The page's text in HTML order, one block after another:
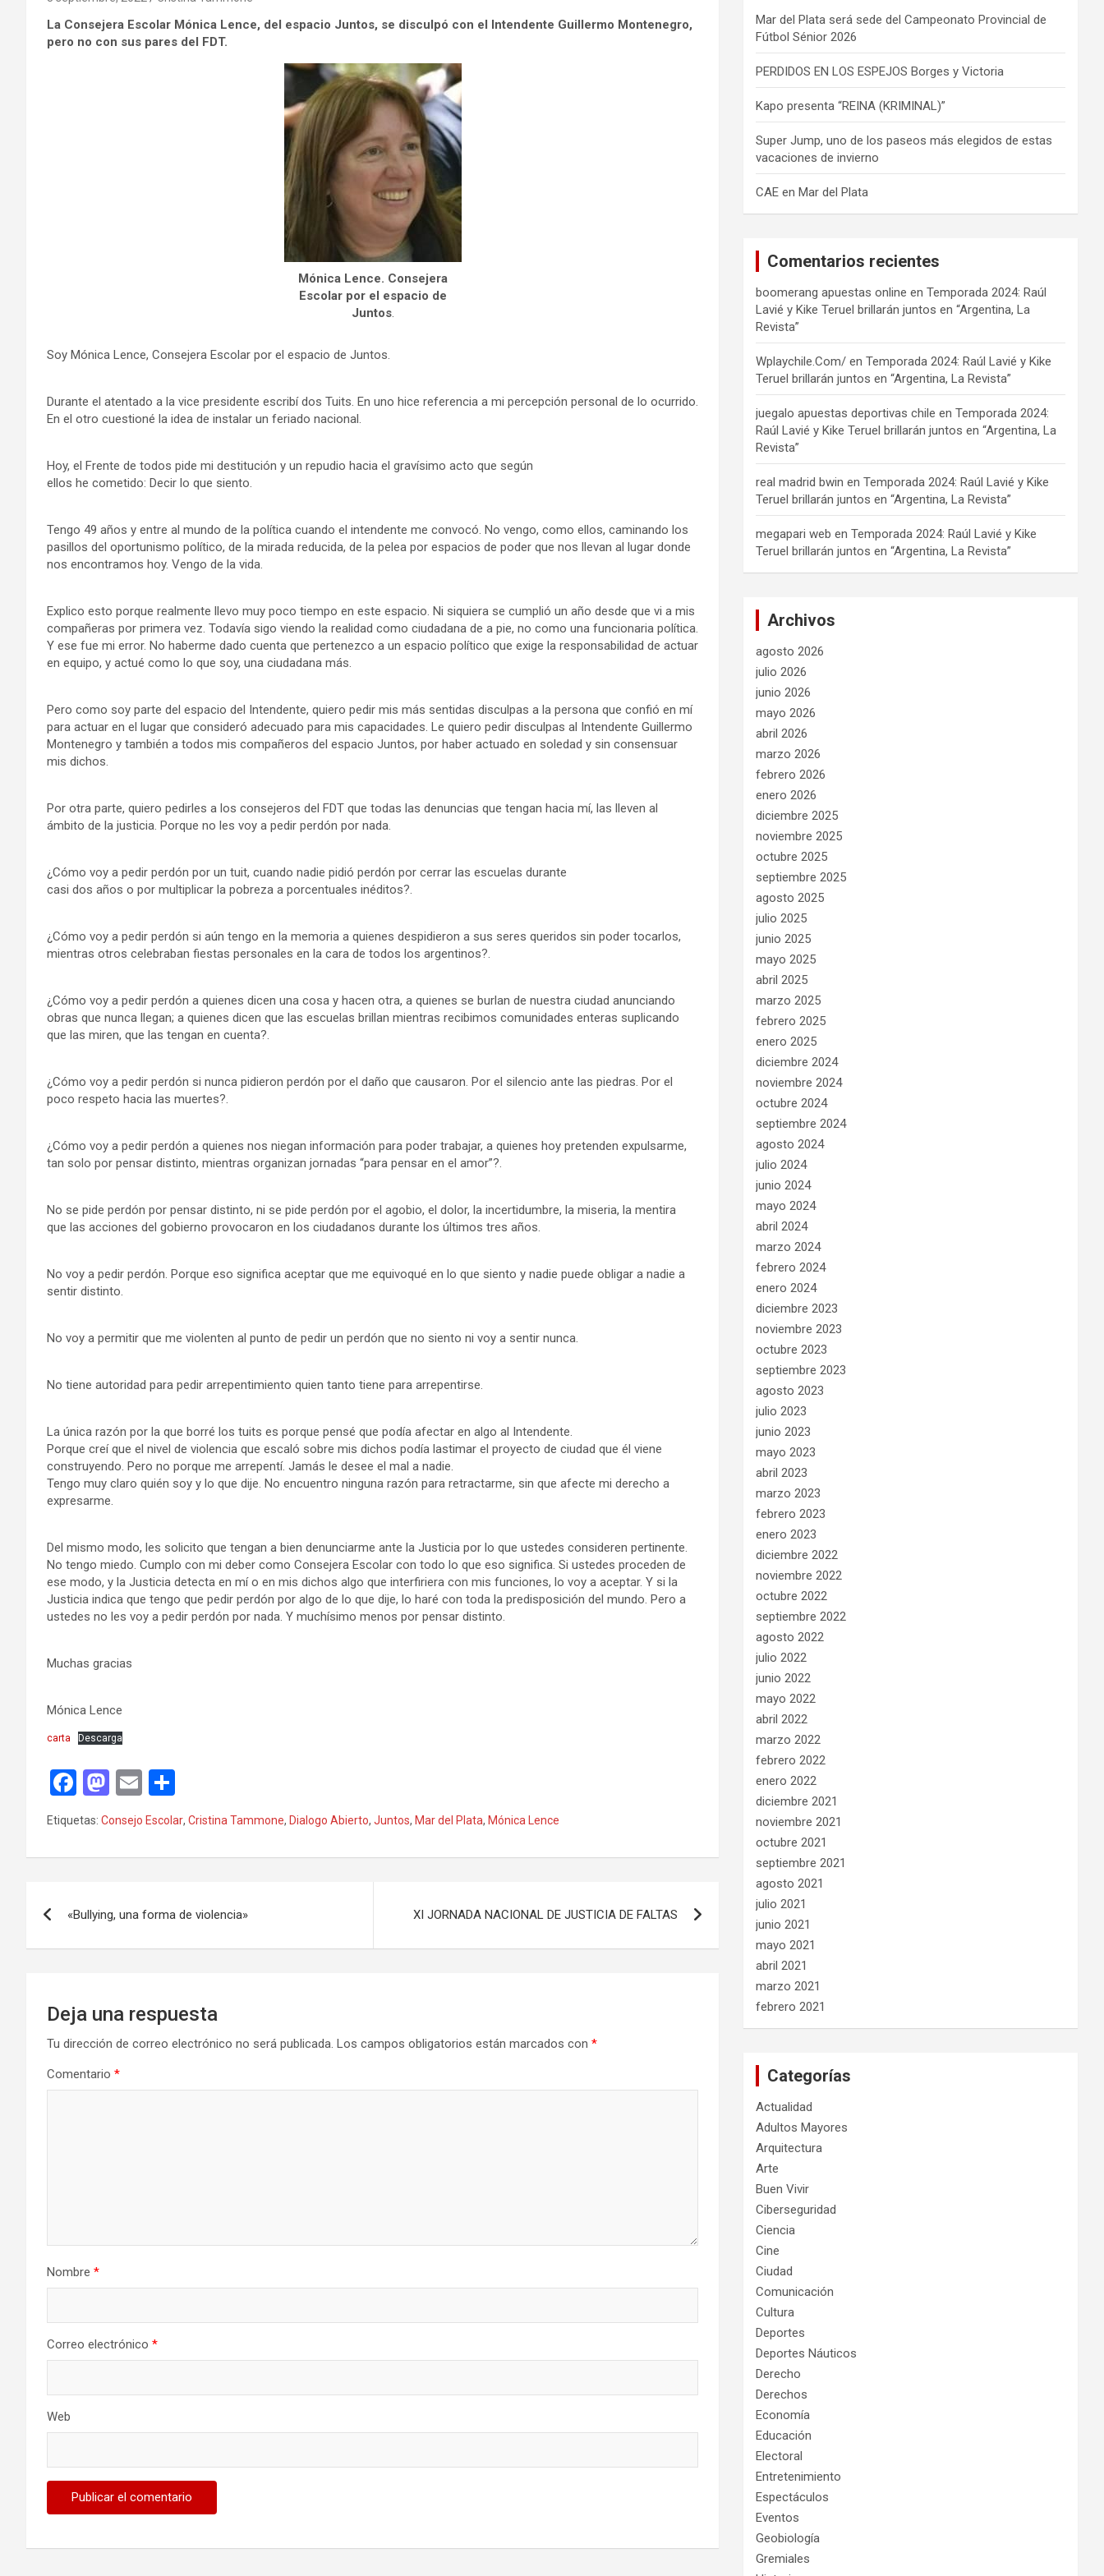
La Consejera Escolar Mónica Lence, del espacio Juntos, se disculpó con el Intendente Guillermo Montenegro,
pero no con sus pares del FDT.
Mónica Lence. Consejera
Escolar por el espacio de
Juntos.
Soy Mónica Lence, Consejera Escolar por el espacio de Juntos.
Durante el atentado a la vice presidente escribí dos Tuits. En uno hice referencia a mi percepción personal de lo ocurrido.
En el otro cuestioné la idea de instalar un feriado nacional.
Hoy, el Frente de todos pide mi destitución y un repudio hacia el gravísimo acto que según
ellos he cometido: Decir lo que siento.
Tengo 49 años y entre al mundo de la política cuando el intendente me convocó. No vengo, como ellos, caminando los
pasillos del oportunismo político, de la mirada reducida, de la pelea por espacios de poder que nos llevan al lugar donde
nos encontramos hoy. Vengo de la vida.
Explico esto porque realmente llevo muy poco tiempo en este espacio. Ni siquiera se cumplió un año desde que vi a mis
compañeras por primera vez. Todavía sigo viendo la realidad como ciudadana de a pie, no como una funcionaria política.
Y ese fue mi error. No haberme dado cuenta que pertenezco a un espacio político que exige la responsabilidad de actuar
en equipo, y actué como lo que soy, una ciudadana más.
Pero como soy parte del espacio del Intendente, quiero pedir mis más sentidas disculpas a la persona que confió en mí
para actuar en el lugar que consideró adecuado para mis capacidades. Le quiero pedir disculpas al Intendente Guillermo
Montenegro y también a todos mis compañeros del espacio Juntos, por haber actuado en soledad y sin consensuar
mis dichos.
Por otra parte, quiero pedirles a los consejeros del FDT que todas las denuncias que tengan hacia mí, las lleven al
ámbito de la justicia. Porque no les voy a pedir perdón por nada.
¿Cómo voy a pedir perdón por un tuit, cuando nadie pidió perdón por cerrar las escuelas durante
casi dos años o por multiplicar la pobreza a porcentuales inéditos?.
¿Cómo voy a pedir perdón si aún tengo en la memoria a quienes despidieron a sus seres queridos sin poder tocarlos,
mientras otros celebraban fiestas personales en la cara de todos los argentinos?.
¿Cómo voy a pedir perdón a quienes dicen una cosa y hacen otra, a quienes se burlan de nuestra ciudad anunciando
obras que nunca llegan; a quienes dicen que las escuelas brillan mientras recibimos comunidades enteras suplicando
que las miren, que las tengan en cuenta?.
¿Cómo voy a pedir perdón si nunca pidieron perdón por el daño que causaron. Por el silencio ante las piedras. Por el
poco respeto hacia las muertes?.
¿Cómo voy a pedir perdón a quienes nos niegan información para poder trabajar, a quienes hoy pretenden expulsarme,
tan solo por pensar distinto, mientras organizan jornadas “para pensar en el amor”?.
No se pide perdón por pensar distinto, ni se pide perdón por el agobio, el dolor, la incertidumbre, la miseria, la mentira
que las acciones del gobierno provocaron en los ciudadanos durante los últimos tres años.
No voy a pedir perdón. Porque eso significa aceptar que me equivoqué en lo que siento y nadie puede obligar a nadie a
sentir distinto.
No voy a permitir que me violenten al punto de pedir un perdón que no siento ni voy a sentir nunca.
No tiene autoridad para pedir arrepentimiento quien tanto tiene para arrepentirse.
La única razón por la que borré los tuits es porque pensé que podía afectar en algo al Intendente.
Porque creí que el nivel de violencia que escaló sobre mis dichos podía lastimar el proyecto de ciudad que él viene
construyendo. Pero no porque me arrepentí. Jamás le desee el mal a nadie.
Tengo muy claro quién soy y lo que dije. No encuentro ninguna razón para retractarme, sin que afecte mi derecho a
expresarme.
Del mismo modo, les solicito que tengan a bien denunciarme ante la Justicia por lo que ustedes consideren pertinente.
No tengo miedo. Cumplo con mi deber como Consejera Escolar con todo lo que eso significa. Si ustedes proceden de
ese modo, y la Justicia detecta en mí o en mis dichos algo que interfiriera con mis funciones, lo voy a aceptar. Y si la
Justicia indica que tengo que pedir perdón por algo de lo que dije, lo haré con toda la predisposición del mundo. Pero a
ustedes no les voy a pedir perdón por nada. Y muchísimo menos por pensar distinto.
Muchas gracias
Mónica Lence
carta Descarga
F
a
ce
b
o
k
M
st
o
o
n
E
m
ail m
p
tir
Etiquetas: Consejo Escolar, Cristina Tammone, Dialogo Abierto, Juntos, Mar del Plata, Mónica Lence
de
«Bullying, una forma de violencia» XI JORNADA NACIONAL DE JUSTICIA DE FALTAS
Deja una respuesta
Tu dirección de correo electrónico no será publicada. Los campos obligatorios están marcados con *
Comentario *
Nombre *
Correo electrónico *
Web
Mar del Plata será sede del Campeonato Provincial de
Fútbol Sénior 2026
PERDIDOS EN LOS ESPEJOS Borges y Victoria
Kapo presenta “REINA (KRIMINAL)”
Super Jump, uno de los paseos más elegidos de estas
vacaciones de invierno
CAE en Mar del Plata
Comentarios recientes
boomerang apuestas online enTemporada 2024: Raúl
Lavié y Kike Teruel brillarán juntos en “Argentina, La
Revista”
Wplaychile.Com/ enTemporada 2024: Raúl Lavié y Kike
Teruel brillarán juntos en “Argentina, La Revista”
juegalo apuestas deportivas chile enTemporada 2024:
Raúl Lavié y Kike Teruel brillarán juntos en “Argentina, La
Revista”
real madrid bwin enTemporada 2024: Raúl Lavié y Kike
Teruel brillarán juntos en “Argentina, La Revista”
megapari web enTemporada 2024: Raúl Lavié y Kike
Teruel brillarán juntos en “Argentina, La Revista”
Archivos
agosto 2026
julio 2026
junio 2026
mayo 2026
abril 2026
marzo 2026
febrero 2026
enero 2026
diciembre 2025
noviembre 2025
octubre 2025
septiembre 2025
agosto 2025
julio 2025
junio 2025
mayo 2025
abril 2025
marzo 2025
febrero 2025
enero 2025
diciembre 2024
noviembre 2024
octubre 2024
septiembre 2024
agosto 2024
julio 2024
junio 2024
mayo 2024
abril 2024
marzo 2024
febrero 2024
enero 2024
diciembre 2023
noviembre 2023
octubre 2023
septiembre 2023
agosto 2023
julio 2023
junio 2023
mayo 2023
abril 2023
marzo 2023
febrero 2023
enero 2023
diciembre 2022
noviembre 2022
octubre 2022
septiembre 2022
agosto 2022
julio 2022
junio 2022
mayo 2022
abril 2022
marzo 2022
febrero 2022
enero 2022
diciembre 2021
noviembre 2021
octubre 2021
septiembre 2021
agosto 2021
julio 2021
junio 2021
mayo 2021
abril 2021
marzo 2021
febrero 2021
Categorías
Actualidad
Adultos Mayores
Arquitectura
Arte
Buen Vivir
Ciberseguridad
Ciencia
Cine
Ciudad
Comunicación
Cultura
Deportes
Deportes Náuticos
Derecho
Derechos
Economía
Educación
Electoral
Entretenimiento
Espectáculos
Eventos
Geobiología
Gremiales